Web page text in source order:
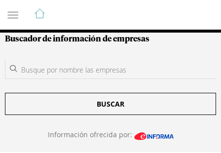
Guía de Empresas Colombianas
Buscador de información de empresas
BUSCAR
Información ofrecida por: